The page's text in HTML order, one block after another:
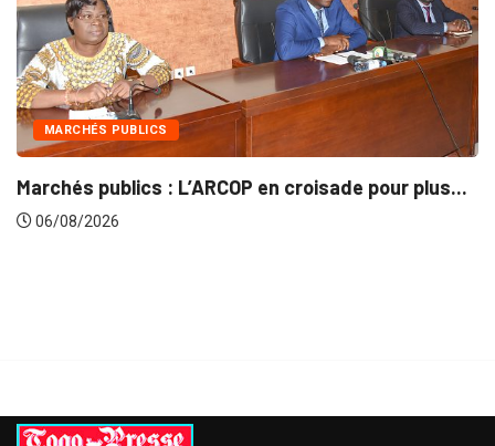
plus...
INTÉGRATION RÉGIONALE
Gestion concertée et durable du Bassin